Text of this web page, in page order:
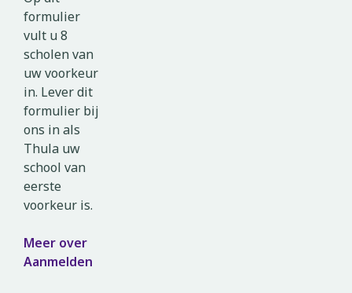
formulier
vult u 8
scholen van
uw voorkeur
in. Lever dit
formulier bij
ons in als
Thula uw
school van
eerste
voorkeur is.
Meer over
Aanmelden